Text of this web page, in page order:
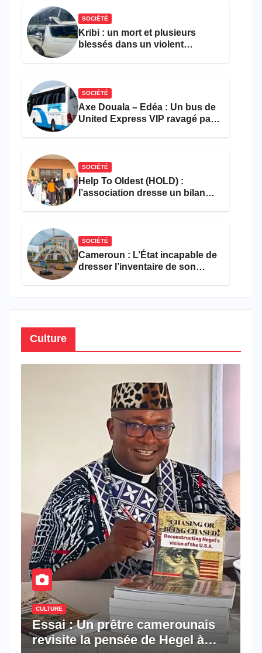
SOCIÉTÉ
Kribi : un mort et plusieurs
blessés dans un violent
SOCIÉTÉ
Axe Douala – Edéa : Un bus de
United Express VIP ravagé par
SOCIÉTÉ
Help To Oldest (HOLD) :
l’association dresse un bilan
SOCIÉTÉ
Cameroun : L’État incapable de
dresser l’inventaire de son
Culture
CULTURE
Essai : Un prêtre camerounais
revisite la pensée de Hegel à